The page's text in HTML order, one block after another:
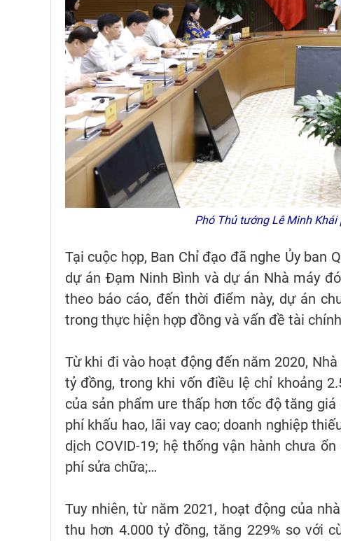
Phó Thủ tướng Lê Minh
Tại cuộc họp, Ban Chỉ đạo đã nghe Ủy ban
dự án Đạm Ninh Bình và dự án Nhà máy
theo báo cáo, đến thời điểm này, dự án
trong thực hiện hợp đồng và vấn đề tài
Từ khi đi vào hoạt động đến năm 2020,
tỷ đồng, trong khi vốn điều lệ chỉ khoảng
của sản phẩm ure thấp hơn tốc độ tăng
phí khấu hao, lãi vay cao; doanh nghiệp
dịch COVID-19; hệ thống vận hành chưa
phí sửa chữa;…
Tuy nhiên, từ năm 2021, hoạt động của
thu hơn 4.000 tỷ đồng, tăng 229% so với